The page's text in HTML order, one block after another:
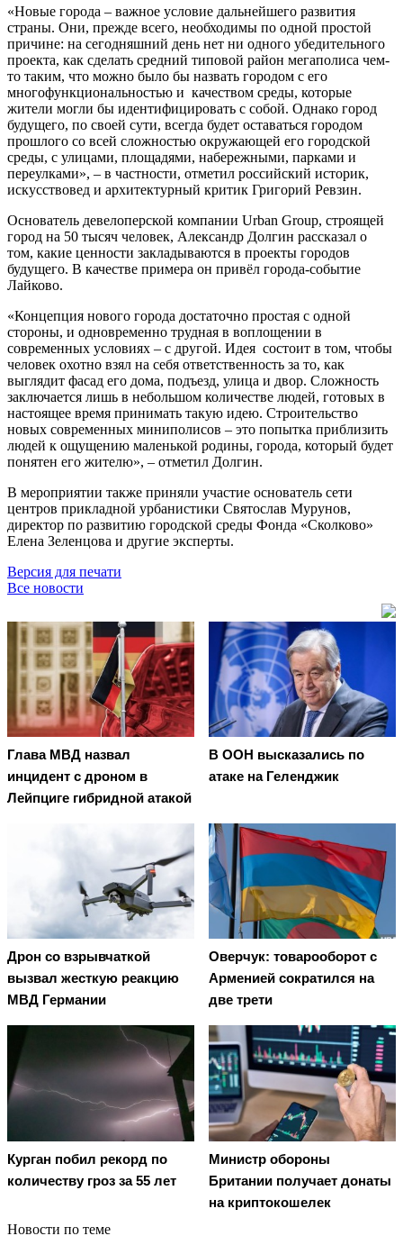
«Новые города – важное условие дальнейшего развития
страны. Они, прежде всего, необходимы по одной простой
причине: на сегодняшний день нет ни одного убедительного
проекта, как сделать средний типовой район мегаполиса чем-
то таким, что можно было бы назвать городом с его
многофункциональностью и качеством среды, которые
жители могли бы идентифицировать с собой. Однако город
будущего, по своей сути, всегда будет оставаться городом
прошлого со всей сложностью окружающей его городской
среды, с улицами, площадями, набережными, парками и
переулками», – в частности, отметил российский историк,
искусствовед и архитектурный критик Григорий Ревзин.
Основатель девелоперской компании Urban Group, строящей
город на 50 тысяч человек, Александр Долгин рассказал о
том, какие ценности закладываются в проекты городов
будущего. В качестве примера он привёл города-событие
Лайково.
«Концепция нового города достаточно простая с одной
стороны, и одновременно трудная в воплощении в
современных условиях – с другой. Идея состоит в том, чтобы
человек охотно взял на себя ответственность за то, как
выглядит фасад его дома, подъезд, улица и двор. Сложность
заключается лишь в небольшом количестве людей, готовых в
настоящее время принимать такую идею. Строительство
новых современных миниполисов – это попытка приблизить
людей к ощущению маленькой родины, города, который будет
понятен его жителю», – отметил Долгин.
В мероприятии также приняли участие основатель сети
центров прикладной урбанистики Святослав Мурунов,
директор по развитию городской среды Фонда «Сколково»
Елена Зеленцова и другие эксперты.
Версия для печати
Все новости
Глава МВД назвал
инцидент с дроном в
Лейпциге гибридной атакой
В ООН высказались по
атаке на Геленджик
Дрон со взрывчаткой
вызвал жесткую реакцию
МВД Германии
Оверчук: товарооборот с
Арменией сократился на
две трети
Курган побил рекорд по
количеству гроз за 55 лет
Министр обороны
Британии получает донаты
на криптокошелек
Новости по теме